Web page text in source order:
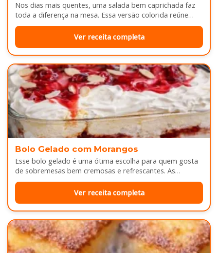
Nos dias mais quentes, uma salada bem caprichada faz
toda a diferença na mesa. Essa versão colorida reúne
legumes cozidos…
Ver receita completa
Bolo Gelado com Morangos
Esse bolo gelado é uma ótima escolha para quem gosta
de sobremesas bem cremosas e refrescantes. As
camadas de massa…
Ver receita completa